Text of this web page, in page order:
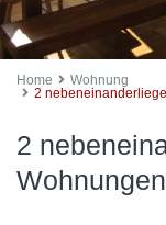
Home
Wohnung
2
2